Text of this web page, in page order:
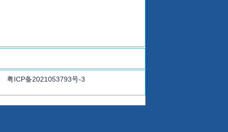
粤ICP备2021053793号-3